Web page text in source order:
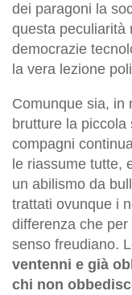
dei paragoni la
questa peculiarità
democrazie
la vera lezione
Comunque sia, in
brutture la
compagni
le riassume tutte,
un abilismo da
trattati ovunque i
differenza che
senso freudiano.
ventenni e già
chi non